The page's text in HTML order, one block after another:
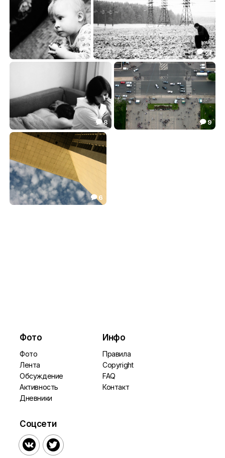
Новый Год!? Бесконечность ожидания
37.48
 21
Одиночество
 18.96
 8
 9
 6
Фото
Фото
Лента
Обсуждение
Активность
Дневники
Инфо
Правила
Copyright
FAQ
Контакт
Соцсети
 